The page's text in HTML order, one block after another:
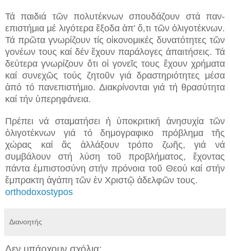
Τά παιδιά τῶν πολυτέκνων σπουδάζουν στά παν­
επιστήμια μέ λιγότερα ἔξοδα ἀπ’ ὅ,τι τῶν ὀλιγοτέκνων.
Τά πρῶτα γνωρίζουν τίς οἰκονομικές δυνατότητες τῶν
γονέων τους καί δέν ἔχουν παράλογες ἀπαιτήσεις. Τά
δεύτερα γνωρίζουν ὅτι οἱ γονεῖς τους ἔχουν χρήματα
καί συνεχῶς τούς ζητοῦν γιά δραστηριότητες μέσα
ἀπό τό πανεπιστήμιο. Διακρίνονται γιά τή θρασύτητα
καί τήν ὑπερηφάνεια.
Πρέπει νά σταματήσει ἡ ὑποκριτική ἀνησυχία τῶν
ὀλιγοτέκνων γιά τό δημογραφικο πρόβλημα τῆς
χώρας καί ἄς ἀλλάξουν τρόπο ζωῆς, γιά νά
συμβάλουν στή λύση τοῦ προβλήματος, ἔχοντας
πάντα ἐμπιστοσύνη στήν πρόνοια τοῦ Θεού καί στήν
ἔμπρακτη ἀγάπη τῶν ἐν Χριστῷ ἀδελφῶν τους.
orthodoxostypos
Διανοητής
Δεν υπάρχουν σχόλια: